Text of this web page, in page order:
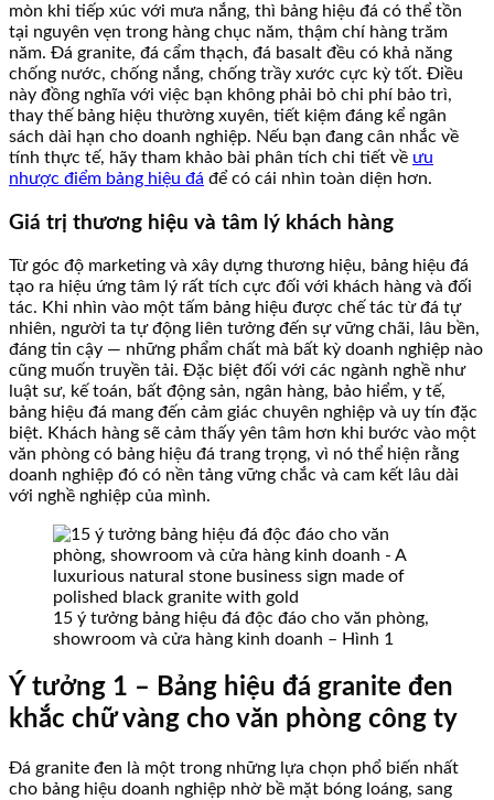
mòn khi tiếp xúc với mưa nắng, thì bảng hiệu đá có thể tồn
tại nguyên vẹn trong hàng chục năm, thậm chí hàng trăm
năm. Đá granite, đá cẩm thạch, đá basalt đều có khả năng
chống nước, chống nắng, chống trầy xước cực kỳ tốt. Điều
này đồng nghĩa với việc bạn không phải bỏ chi phí bảo trì,
thay thế bảng hiệu thường xuyên, tiết kiệm đáng kể ngân
sách dài hạn cho doanh nghiệp. Nếu bạn đang cân nhắc về
tính thực tế, hãy tham khảo bài phân tích chi tiết về ưu
nhược điểm bảng hiệu đá để có cái nhìn toàn diện hơn.
Giá trị thương hiệu và tâm lý khách hàng
Từ góc độ marketing và xây dựng thương hiệu, bảng hiệu đá
tạo ra hiệu ứng tâm lý rất tích cực đối với khách hàng và đối
tác. Khi nhìn vào một tấm bảng hiệu được chế tác từ đá tự
nhiên, người ta tự động liên tưởng đến sự vững chãi, lâu bền,
đáng tin cậy — những phẩm chất mà bất kỳ doanh nghiệp nào
cũng muốn truyền tải. Đặc biệt đối với các ngành nghề như
luật sư, kế toán, bất động sản, ngân hàng, bảo hiểm, y tế,
bảng hiệu đá mang đến cảm giác chuyên nghiệp và uy tín đặc
biệt. Khách hàng sẽ cảm thấy yên tâm hơn khi bước vào một
văn phòng có bảng hiệu đá trang trọng, vì nó thể hiện rằng
doanh nghiệp đó có nền tảng vững chắc và cam kết lâu dài
với nghề nghiệp của mình.
15 ý tưởng bảng hiệu đá độc đáo cho văn phòng,
showroom và cửa hàng kinh doanh – Hình 1
Ý tưởng 1 – Bảng hiệu đá granite đen
khắc chữ vàng cho văn phòng công ty
Đá granite đen là một trong những lựa chọn phổ biến nhất
cho bảng hiệu doanh nghiệp nhờ bề mặt bóng loáng, sang